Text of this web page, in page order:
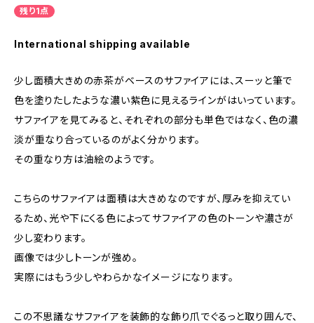
残り1点
International shipping available
少し面積大きめの赤茶がベースのサファイアには、スーッと筆で
色を塗りたしたような濃い紫色に見えるラインがはいっています。
サファイアを見てみると、それぞれの部分も単色ではなく、色の濃
淡が重なり合っているのがよく分かります。
その重なり方は油絵のようです。
こちらのサファイアは面積は大きめなのですが、厚みを抑えてい
るため、光や下にくる色によってサファイアの色のトーンや濃さが
少し変わります。
画像では少しトーンが強め。
実際にはもう少しやわらかなイメージになります。
この不思議なサファイアを装飾的な飾り爪でぐるっと取り囲んで、